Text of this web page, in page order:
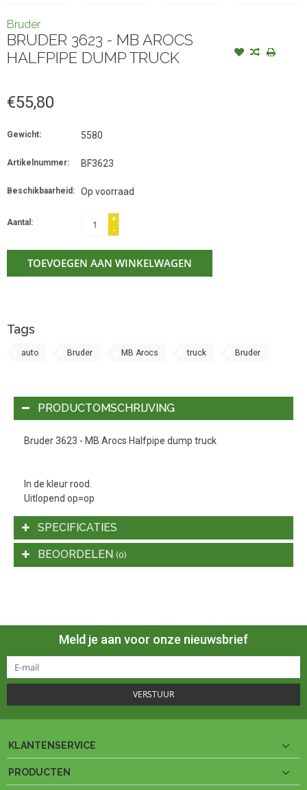
Bruder
BRUDER 3623 - MB AROCS
HALFPIPE DUMP TRUCK
€55,80
Gewicht: 5580
Artikelnummer: BF3623
Beschikbaarheid: Op voorraad
Aantal:
+
-
TOEVOEGEN AAN WINKELWAGEN
Tags
auto Bruder MB Arocs truck Bruder
PRODUCTOMSCHRIJVING
Bruder 3623 - MB Arocs Halfpipe dump truck
In de kleur rood.
Uitlopend op=op
SPECIFICATIES
BEOORDELEN (0)
Meld je aan voor onze nieuwsbrief
VERSTUUR
KLANTENSERVICE
PRODUCTEN